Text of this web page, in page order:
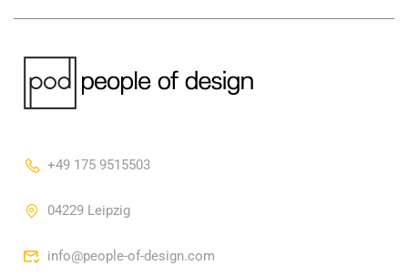
+49 175 9515503
04229 Leipzig
info@people-of-design.com